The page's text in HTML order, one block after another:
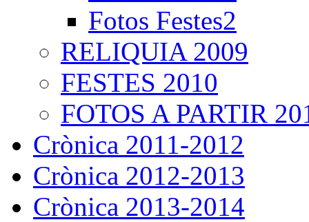
Fotos Festes2
RELIQUIA 2009
FESTES 2010
FOTOS A PARTIR
Crònica 2011-2012
Crònica 2012-2013
Crònica 2013-2014